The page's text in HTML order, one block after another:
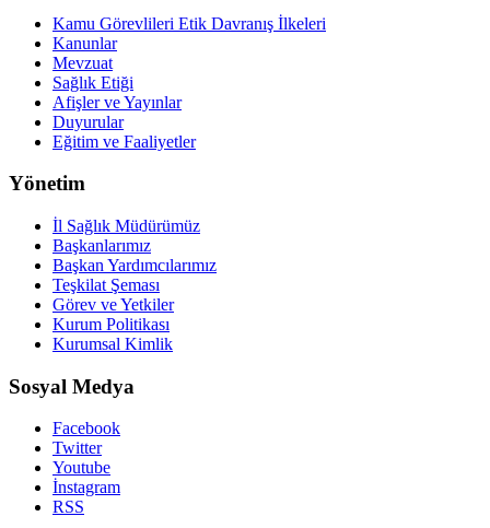
Kamu Görevlileri Etik Davranış İlkeleri
Kanunlar
Mevzuat
Sağlık Etiği
Afişler ve Yayınlar
Duyurular
Eğitim ve Faaliyetler
Yönetim
İl Sağlık Müdürümüz
Başkanlarımız
Başkan Yardımcılarımız
Teşkilat Şeması
Görev ve Yetkiler
Kurum Politikası
Kurumsal Kimlik
Sosyal Medya
Facebook
Twitter
Youtube
İnstagram
RSS